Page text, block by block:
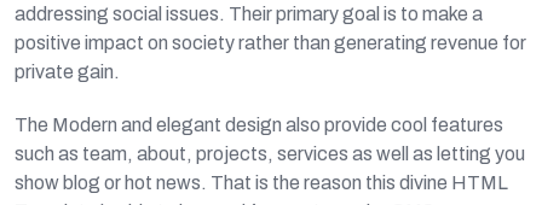
addressing social issues. Their primary goal is to make a
positive impact on society rather than generating revenue for
private gain.
The Modern and elegant design also provide cool features
such as team, about, projects, services as well as letting you
show blog or hot news. That is the reason this divine HTML